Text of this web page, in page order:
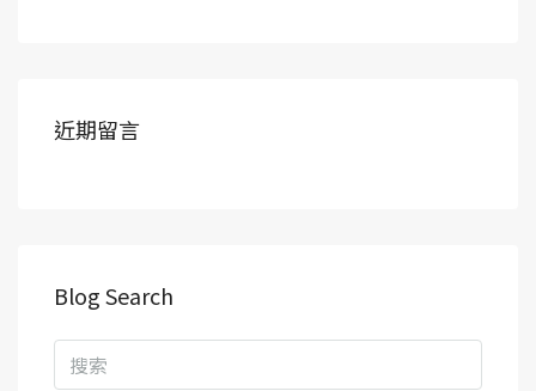
近期留言
Blog Search